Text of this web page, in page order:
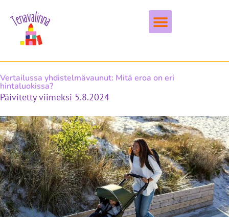
Vertailussa yhdistelmävaunut: Mitä eroa on eri
hintaluokissa?
Päivitetty viimeksi 5.8.2024